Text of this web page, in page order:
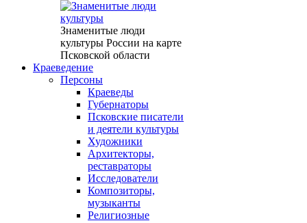
Знаменитые люди
культуры России на карте
Псковской области
Краеведение
Персоны
Краеведы
Губернаторы
Псковские писатели
и деятели культуры
Художники
Архитекторы,
реставраторы
Исследователи
Композиторы,
музыканты
Религиозные